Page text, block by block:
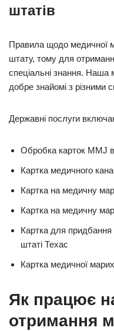
штатів
Правила щодо медичної
штату, тому для
спеціальні знання. Наша
добре знайомі з різними
Державні послуги
Обробка карток MMJ в
Картка медичного
Картка на медичну
Картка на медичну
Картка для придбання
штаті Техас
Картка медичної
Як працює
отримання